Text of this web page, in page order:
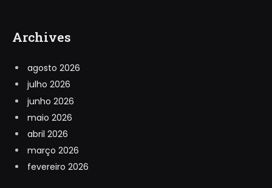
Archives
agosto 2026
julho 2026
junho 2026
maio 2026
abril 2026
março 2026
fevereiro 2026